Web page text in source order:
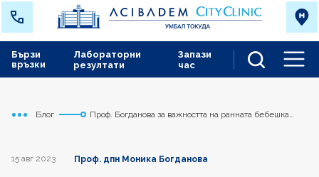
Лабораторни
резултати
Запази
час
Бързи
връзки
Начало
Токуда
Блог
Проф. Богданова за важността на ранната бебешка
15 авг 2023 Проф. дпн Моника Богданова